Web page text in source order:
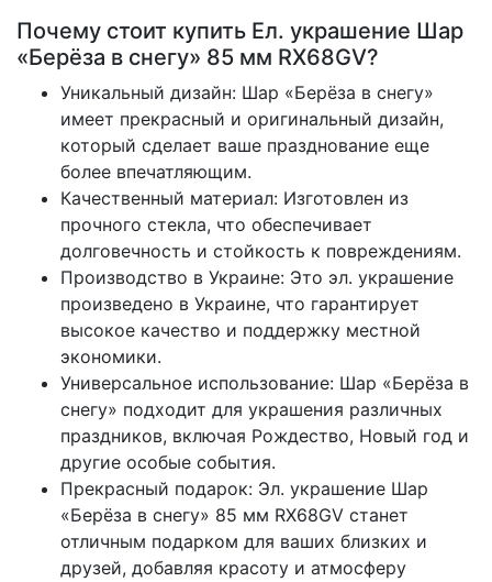
Почему стоит купить Ел. украшение Шар
«Берёза в снегу» 85 мм RX68GV?
Уникальный дизайн: Шар «Берёза в снегу»
имеет прекрасный и оригинальный дизайн,
который сделает ваше празднование еще
более впечатляющим.
Качественный материал: Изготовлен из
прочного стекла, что обеспечивает
долговечность и стойкость к повреждениям.
Производство в Украине: Это эл. украшение
произведено в Украине, что гарантирует
высокое качество и поддержку местной
экономики.
Универсальное использование: Шар «Берёза в
снегу» подходит для украшения различных
праздников, включая Рождество, Новый год и
другие особые события.
Прекрасный подарок: Эл. украшение Шар
«Берёза в снегу» 85 мм RX68GV станет
отличным подарком для ваших близких и
друзей, добавляя красоту и атмосферу